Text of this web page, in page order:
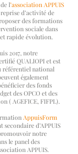
l’association APPUIS
d’activité de
des formations
sociale dans
rapide évolution.
2017, notre
QUALIOPI et est
référentiel national
également
des fonds
des OPCO et des
( AGEFICE, FIFPL).
AppuisForm
secondaire d’APPUIS
notre
le panel des
APPUIS.